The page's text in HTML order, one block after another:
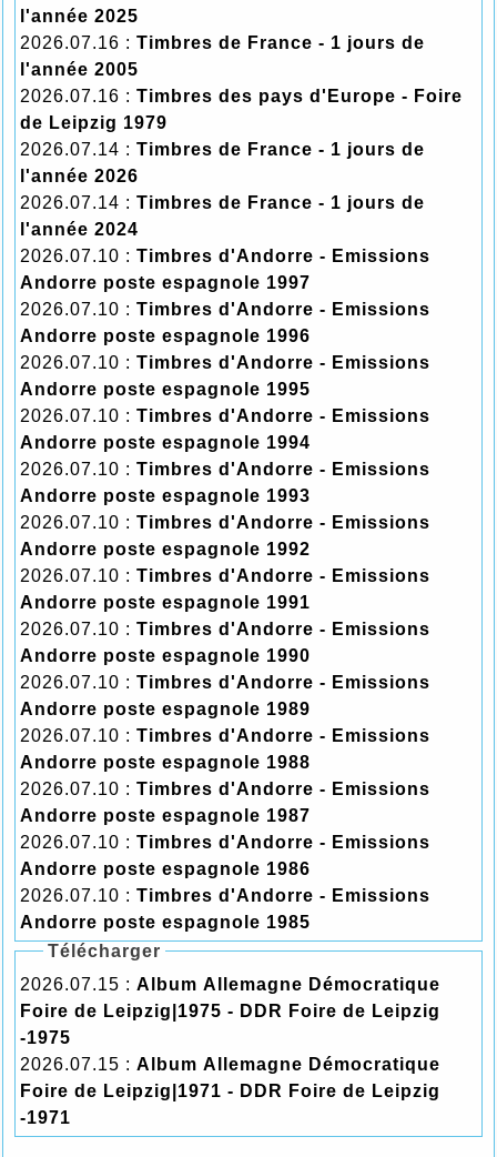
l'année 2025
2026.07.16 : Timbres de France - 1 jours de
l'année 2005
2026.07.16 : Timbres des pays d'Europe - Foire
de Leipzig 1979
2026.07.14 : Timbres de France - 1 jours de
l'année 2026
2026.07.14 : Timbres de France - 1 jours de
l'année 2024
2026.07.10 : Timbres d'Andorre - Emissions
Andorre poste espagnole 1997
2026.07.10 : Timbres d'Andorre - Emissions
Andorre poste espagnole 1996
2026.07.10 : Timbres d'Andorre - Emissions
Andorre poste espagnole 1995
2026.07.10 : Timbres d'Andorre - Emissions
Andorre poste espagnole 1994
2026.07.10 : Timbres d'Andorre - Emissions
Andorre poste espagnole 1993
2026.07.10 : Timbres d'Andorre - Emissions
Andorre poste espagnole 1992
2026.07.10 : Timbres d'Andorre - Emissions
Andorre poste espagnole 1991
2026.07.10 : Timbres d'Andorre - Emissions
Andorre poste espagnole 1990
2026.07.10 : Timbres d'Andorre - Emissions
Andorre poste espagnole 1989
2026.07.10 : Timbres d'Andorre - Emissions
Andorre poste espagnole 1988
2026.07.10 : Timbres d'Andorre - Emissions
Andorre poste espagnole 1987
2026.07.10 : Timbres d'Andorre - Emissions
Andorre poste espagnole 1986
2026.07.10 : Timbres d'Andorre - Emissions
Andorre poste espagnole 1985
Télécharger
2026.07.15 : Album Allemagne Démocratique
Foire de Leipzig|1975 - DDR Foire de Leipzig
-1975
2026.07.15 : Album Allemagne Démocratique
Foire de Leipzig|1971 - DDR Foire de Leipzig
-1971